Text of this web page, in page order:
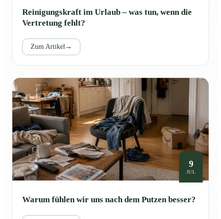
Reinigungskraft im Urlaub – was tun, wenn die
Vertretung fehlt?
Zum Artikel→
9
JUL
Warum fühlen wir uns nach dem Putzen besser?